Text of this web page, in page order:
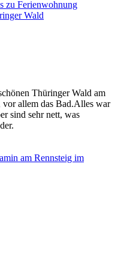
zu Ferienwohnung
Wald
Thüringer Wald am
vor allem das Bad.Alles war
sind sehr nett, was
am Rennsteig im